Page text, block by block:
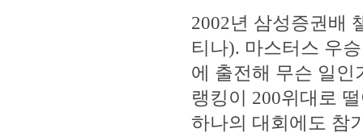
2002년 삼성증권배
티나). 마스터스 우
에 출전해 무슨 일인
랭킹이 200위대로
하나의 대회에도 참